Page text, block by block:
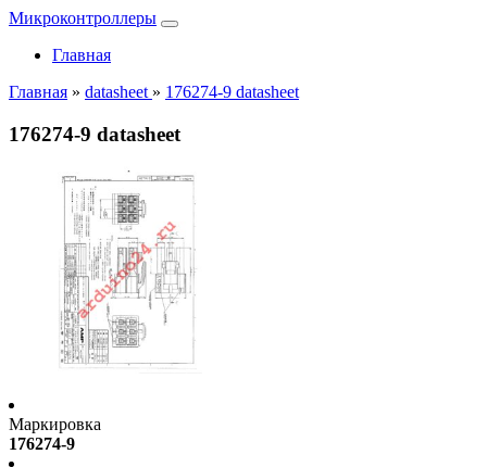
Микроконтроллеры
Главная
Главная » datasheet » 176274-9 datasheet
176274-9 datasheet
Маркировка
176274-9